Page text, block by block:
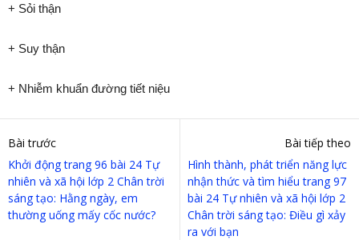
+ Sỏi thận
+ Suy thận
+ Nhiễm khuẩn đường tiết niệu
Bài trước
Khởi động trang 96 bài 24 Tự
nhiên và xã hội lớp 2 Chân trời
sáng tạo: Hằng ngày, em
thường uống mấy cốc nước?
Bài tiếp theo
Hình thành, phát triển năng lực
nhận thức và tìm hiểu trang 97
bài 24 Tự nhiên và xã hội lớp 2
Chân trời sáng tạo: Điều gì xảy
ra với bạn